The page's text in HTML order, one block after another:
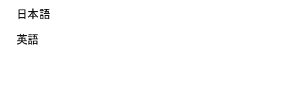
日本語
英語